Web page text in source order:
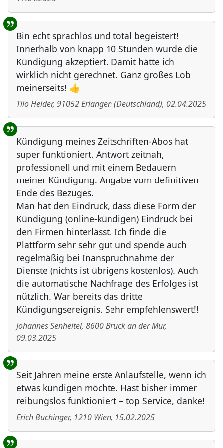
Bin echt sprachlos und total begeistert!
Innerhalb von knapp 10 Stunden wurde die
Kündigung akzeptiert. Damit hätte ich
wirklich nicht gerechnet. Ganz großes Lob
meinerseits! 👍
Tilo Heider, 91052Erlangen(Deutschland), 02.04.2025
Kündigung meines Zeitschriften-Abos hat
super funktioniert. Antwort zeitnah,
professionell und mit einem Bedauern
meiner Kündigung. Angabe vom definitiven
Ende des Bezuges.
Man hat den Eindruck, dass diese Form der
Kündigung (online-kündigen) Eindruck bei
den Firmen hinterlässt. Ich finde die
Plattform sehr sehr gut und spende auch
regelmäßig bei Inanspruchnahme der
Dienste (nichts ist übrigens kostenlos). Auch
die automatische Nachfrage des Erfolges ist
nützlich. War bereits das dritte
Kündigungsereignis. Sehr empfehlenswert!!
Johannes Senheitel, 8600Bruck an der Mur,
09.03.2025
Seit Jahren meine erste Anlaufstelle, wenn ich
etwas kündigen möchte. Hast bisher immer
reibungslos funktioniert – top Service, danke!
Erich Buchinger, 1210 Wien, 15.02.2025